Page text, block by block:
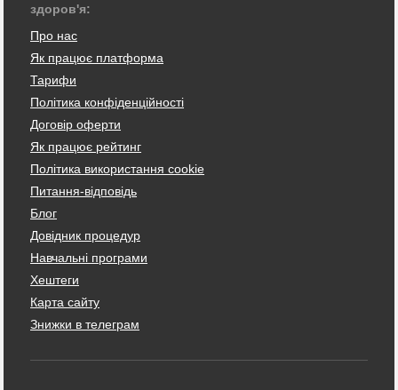
здоров'я:
Про нас
Як працює платформа
Тарифи
Політика конфіденційності
Договір оферти
Як працює рейтинг
Політика використання cookie
Питання-відповідь
Блог
Довідник процедур
Навчальні програми
Хештеги
Карта сайту
Знижки в телеграм